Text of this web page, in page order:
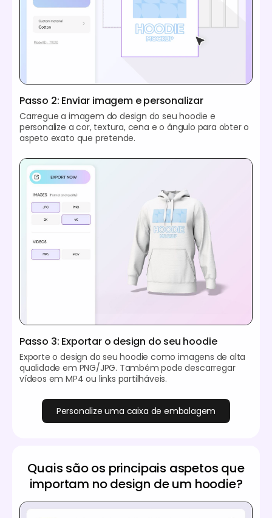
Passo 2: Enviar imagem e personalizar
Carregue a imagem do design do seu hoodie e
personalize a cor, textura, cena e o ângulo para obter o
aspeto exato que pretende.
Passo 3: Exportar o design do seu hoodie
Exporte o design do seu hoodie como imagens de alta
qualidade em PNG/JPG. Também pode descarregar
vídeos em MP4 ou links partilháveis.
Personalize uma caixa de embalagem
Quais são os principais aspetos que
importam no design de um hoodie?